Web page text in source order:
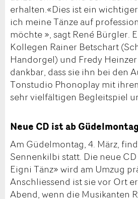
erhalten.«Dies ist ein
ich meine Tänze auf
möchte », sagt René Bürgler.
Kollegen Rainer Betschart
Handorgel) und Fredy
dankbar, dass sie ihn bei den
Tonstudio Phonoplay mit
sehr vielfältigen Begleitspiel
Neue CD ist ab
Am Güdelmontag, 4. März,
Sennenkilbi statt. Die neue
Eigni Tänz» wird am Umzug
Anschliessend ist sie vor Ort
Abend, wenn die Musikanten